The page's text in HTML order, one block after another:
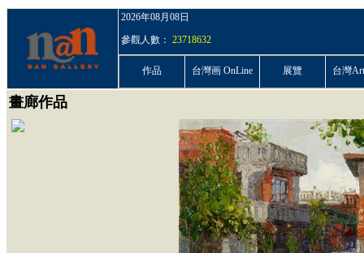
2026年08月08日
參觀人數： 23718632
作品 台灣画 OnLine 展覽 台灣
畫廊作品